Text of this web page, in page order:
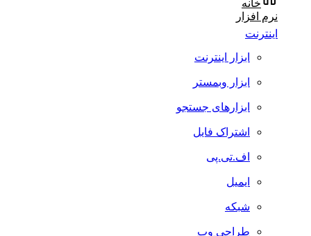
خانه
نرم افزار
اینترنت
ابزار اینترنت
ابزار وبمستر
ابزارهای جستجو
اشتراک فایل
اف.تی.پی
ایمیل
شبکه
طراحی وب